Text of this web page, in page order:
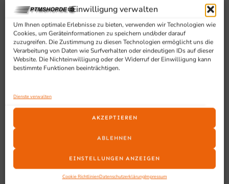
Einwilligung verwalten
Um Ihnen optimale Erlebnisse zu bieten, verwenden wir Technologien wie
Cookies, um Geräteinformationen zu speichern und/oder darauf
zuzugreifen. Die Zustimmung zu diesen Technologien ermöglicht uns die
Verarbeitung von Daten wie Surfverhalten oder eindeutigen IDs auf dieser
Website. Die Nichteinwilligung oder der Widerruf der Einwilligung kann
bestimmte Funktionen beeinträchtigen.
Dienste verwalten
AKZEPTIEREN
ABLEHNEN
EINSTELLUNGEN ANZEIGEN
Cookie RichtlinienDatenschutzerklärungImpressum
WLAN (Wi-Fi5-
zertifiziert)
IEEE 802.11 a/b/g/n/ac
Zusätzliche
WLAN-
Funktionen
802.11 d/e/h/i/k/r/u/w/v, 1X1 MU-
MIMO